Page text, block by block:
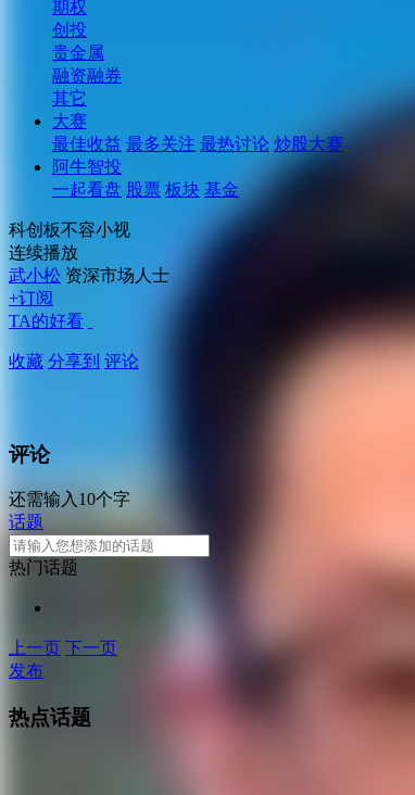
期权
创投
贵金属
融资融券
其它
大赛
最佳收益 最多关注 最热讨论 炒股大赛
阿牛智投
一起看盘 股票 板块 基金
科创板不容小视
连续播放
武小松 资深市场人士
+订阅
TA的好看
收藏 分享到 评论
评论
还需输入10个字
话题
热门话题
上一页 下一页
发布
热点话题